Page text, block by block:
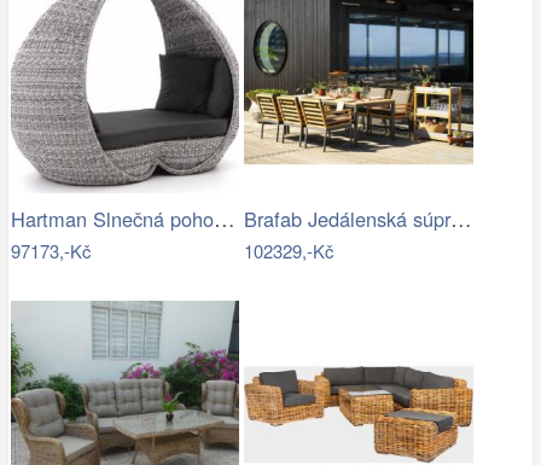
Hartman Slnečná pohovka COSTA RICA Mdum
97173,-Kč
Brafab Jedálenská súprava ZALONGO Mdum
102329,-Kč